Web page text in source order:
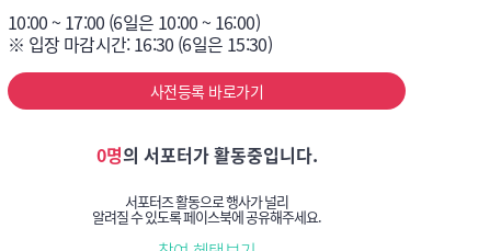
10:00 ~ 17:00 (6일은 10:00 ~ 16:00)
※ 입장 마감시간: 16:30 (6일은 15:30)
사전등록 바로가기
0명의 서포터가 활동중입니다.
서포터즈 활동으로 행사가 널리
알려질 수 있도록 페이스북에 공유해주세요.